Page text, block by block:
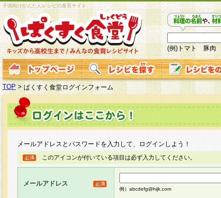
子供向けかんたんレシピの食育サイト
(例)トマト 豚肉
TOP > ぱくすく食堂ログインフォーム
メールアドレスとパスワードを入力して、ログインしよう！
このアイコンが付いている項目は必ず入力してください。
メールアドレス
例）abcdefg@hijk.com